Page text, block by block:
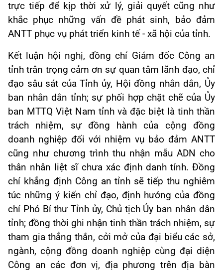
trực tiếp để kịp thời xử lý, giải quyết cũng như
khắc phục những vấn đề phát sinh, bảo đảm
ANTT phục vụ phát triển kinh tế - xã hội của tỉnh.
Kết luận hội nghị, đồng chí Giám đốc Công an
tỉnh trân trọng cảm ơn sự quan tâm lãnh đạo, chỉ
đạo sâu sát của Tỉnh ủy, Hội đồng nhân dân, Ủy
ban nhân dân tỉnh; sự phối hợp chặt chẽ của Ủy
ban MTTQ Việt Nam tỉnh và đặc biệt là tinh thần
trách nhiệm, sự đồng hành của cộng đồng
doanh nghiệp đối với nhiệm vụ bảo đảm ANTT
cũng như chương trình thu nhận mẫu ADN cho
thân nhân liệt sĩ chưa xác định danh tính. Đồng
chí khẳng định Công an tỉnh sẽ tiếp thu nghiêm
túc những ý kiến chỉ đạo, định hướng của đồng
chí Phó Bí thư Tỉnh ủy, Chủ tịch Ủy ban nhân dân
tỉnh; đồng thời ghi nhận tinh thần trách nhiệm, sự
tham gia thẳng thắn, cởi mở của đại biểu các sở,
ngành, cộng đồng doanh nghiệp cùng đại diện
Công an các đơn vị, địa phương trên địa bàn